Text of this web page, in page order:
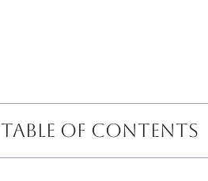
Table of Contents